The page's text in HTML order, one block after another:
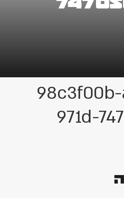
971d-